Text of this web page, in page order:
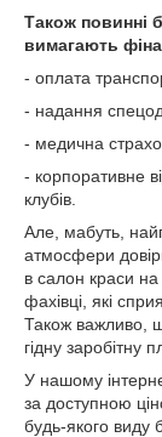
Також повинні
вимагають
- оплата
- надання
- медична
- корпоративне
клубів.
Але, мабуть,
атмосфери
в салон краси на
фахівці, які
Також важливо,
гідну заробітну
У нашому
за доступною
будь-якого виду